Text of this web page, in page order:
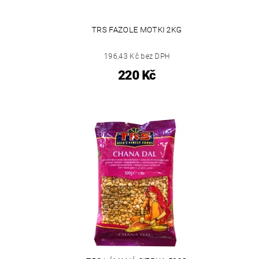
TRS FAZOLE MOTKI 2KG
196,43 Kč bez DPH
220 Kč